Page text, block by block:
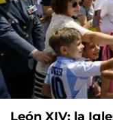
León XIV: la